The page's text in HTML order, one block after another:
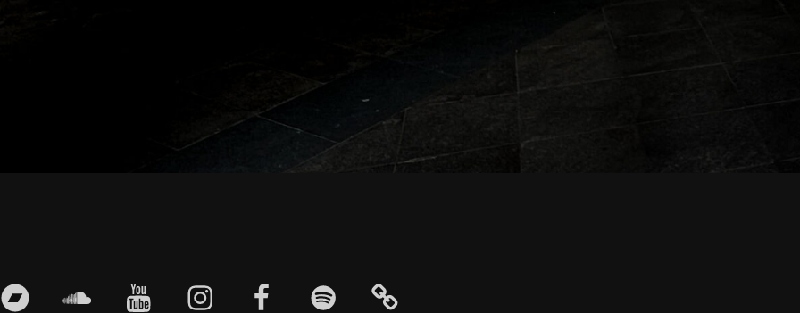
bandcampsoundcloudyoutube instagram facebook spotify EN